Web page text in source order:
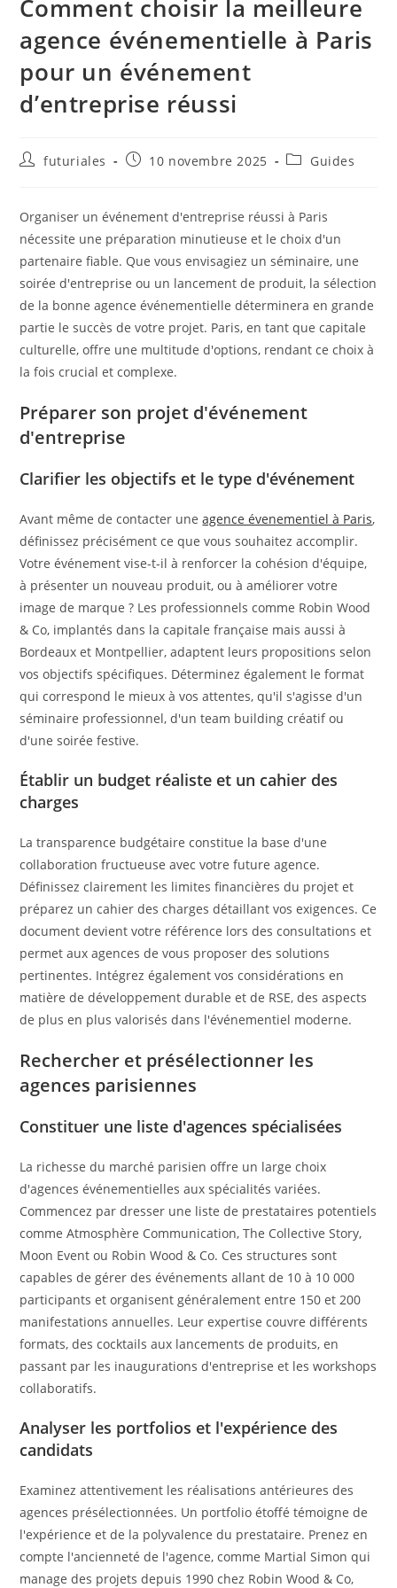
Comment choisir la meilleure
agence événementielle à Paris
pour un événement
d’entreprise réussi
Auteur/autrice
publication :
futuriales
Publication
10 novembre 2025
PostGuides
Organiser un événement d'entreprise réussi à Paris
nécessite une préparation minutieuse et le choix d'un
partenaire fiable. Que vous envisagiez un séminaire, une
soirée d'entreprise ou un lancement de produit, la sélection
de la bonne agence événementielle déterminera en grande
partie le succès de votre projet. Paris, en tant que capitale
culturelle, offre une multitude d'options, rendant ce choix à
la fois crucial et complexe.
Préparer son projet d'événement
d'entreprise
Clarifier les objectifs et le type d'événement
Avant même de contacter uneagence évenementiel à Paris,
définissez précisément ce que vous souhaitez accomplir.
Votre événement vise-t-il à renforcer la cohésion d'équipe,
à présenter un nouveau produit, ou à améliorer votre
image de marque ? Les professionnels comme Robin Wood
& Co, implantés dans la capitale française mais aussi à
Bordeaux et Montpellier, adaptent leurs propositions selon
vos objectifs spécifiques. Déterminez également le format
qui correspond le mieux à vos attentes, qu'il s'agisse d'un
séminaire professionnel, d'un team building créatif ou
d'une soirée festive.
Établir un budget réaliste et un cahier des
charges
La transparence budgétaire constitue la base d'une
collaboration fructueuse avec votre future agence.
Définissez clairement les limites financières du projet et
préparez un cahier des charges détaillant vos exigences. Ce
document devient votre référence lors des consultations et
permet aux agences de vous proposer des solutions
pertinentes. Intégrez également vos considérations en
matière de développement durable et de RSE, des aspects
de plus en plus valorisés dans l'événementiel moderne.
Rechercher et présélectionner les
agences parisiennes
Constituer une liste d'agences spécialisées
La richesse du marché parisien offre un large choix
d'agences événementielles aux spécialités variées.
Commencez par dresser une liste de prestataires potentiels
comme Atmosphère Communication, The Collective Story,
Moon Event ou Robin Wood & Co. Ces structures sont
capables de gérer des événements allant de 10 à 10 000
participants et organisent généralement entre 150 et 200
manifestations annuelles. Leur expertise couvre différents
formats, des cocktails aux lancements de produits, en
passant par les inaugurations d'entreprise et les workshops
collaboratifs.
Analyser les portfolios et l'expérience des
candidats
Examinez attentivement les réalisations antérieures des
agences présélectionnées. Un portfolio étoffé témoigne de
l'expérience et de la polyvalence du prestataire. Prenez en
compte l'ancienneté de l'agence, comme Martial Simon qui
manage des projets depuis 1990 chez Robin Wood & Co,